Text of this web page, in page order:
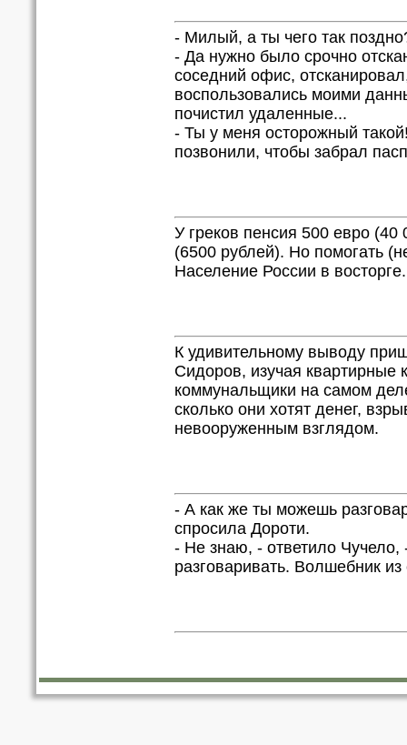
- Милый, а ты чего так
- Да нужно было срочно
соседний офис,
воспользовались моими
почистил удаленные...
- Ты у меня осторожный
позвонили, чтобы забрал
У греков пенсия 500 евро
(6500 рублей). Но помогать
Население России в
К удивительному выводу
Сидоров, изучая квартирные
коммунальщики на самом
сколько они хотят денег,
невооруженным взглядом.
- А как же ты можешь
спросила Дороти.
- Не знаю, - ответило Чучело,
разговаривать. Волшебник